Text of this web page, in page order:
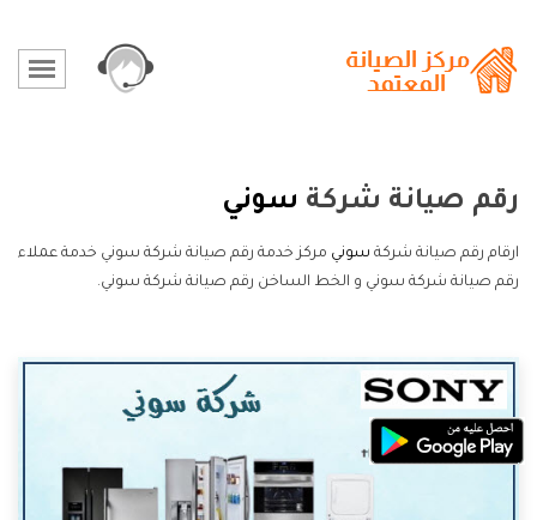
رقم صيانة شركة سوني
ارقام رقم صيانة شركة سوني مركز خدمة رقم صيانة شركة سوني خدمة عملاء
رقم صيانة شركة سوني و الخط الساخن رقم صيانة شركة سوني.